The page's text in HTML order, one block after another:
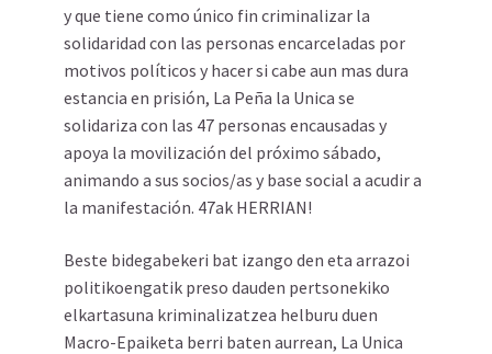
y que tiene como único fin criminalizar la
solidaridad con las personas encarceladas por
motivos políticos y hacer si cabe aun mas dura
estancia en prisión, La Peña la Unica se
solidariza con las 47 personas encausadas y
apoya la movilización del próximo sábado,
animando a sus socios/as y base social a acudir a
la manifestación. 47ak HERRIAN!
Beste bidegabekeri bat izango den eta arrazoi
politikoengatik preso dauden pertsonekiko
elkartasuna kriminalizatzea helburu duen
Macro-Epaiketa berri baten aurrean, La Unica